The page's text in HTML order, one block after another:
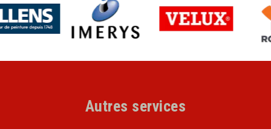
Autres services